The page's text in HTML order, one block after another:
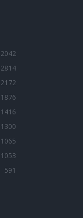
2814
2172
1876
1416
1300
1065
1053
591